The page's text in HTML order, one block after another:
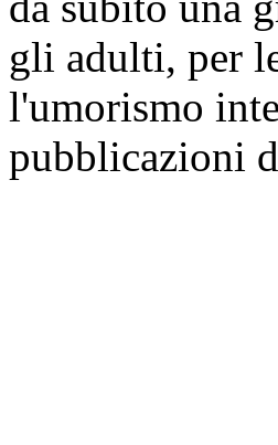
gli adulti, per
l'umorismo
pubblicazioni